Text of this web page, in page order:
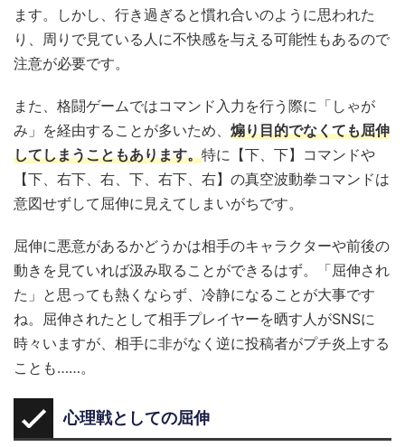
ます。しかし、行き過ぎると慣れ合いのように思われた
り、周りで見ている人に不快感を与える可能性もあるので
注意が必要です。
また、格闘ゲームではコマンド入力を行う際に「しゃが
み」を経由することが多いため、 煽り目的でなくても屈伸
してしまうこともあります。特に【下、下】コマンドや
【下、右下、右、下、右下、右】の真空波動拳コマンドは
意図せずして屈伸に見えてしまいがちです。
屈伸に悪意があるかどうかは相手のキャラクターや前後の
動きを見ていれば汲み取ることができるはず。「屈伸され
た」と思っても熱くならず、冷静になることが大事です
ね。屈伸されたとして相手プレイヤーを晒す人がSNSに
時々いますが、相手に非がなく逆に投稿者がプチ炎上する
ことも……。
心理戦としての屈伸